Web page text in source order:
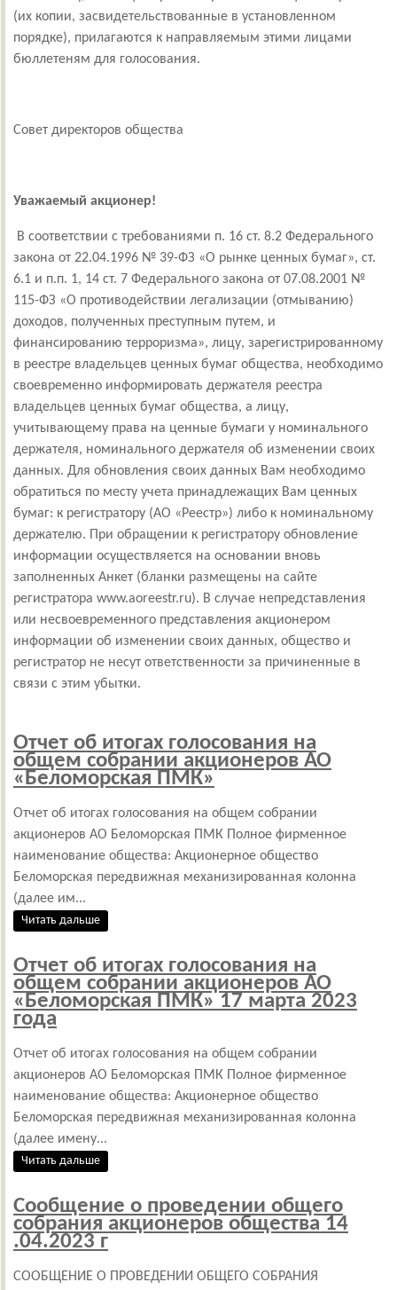
(их копии, засвидетельствованные в установленном
порядке), прилагаются к направляемым этими лицами
бюллетеням для голосования.
Совет директоров общества
Уважаемый акционер!
В соответствии с требованиями п. 16 ст. 8.2 Федерального
закона от 22.04.1996 № 39-ФЗ «О рынке ценных бумаг», ст.
6.1 и п.п. 1, 14 ст. 7 Федерального закона от 07.08.2001 №
115-ФЗ «О противодействии легализации (отмыванию)
доходов, полученных преступным путем, и
финансированию терроризма», лицу, зарегистрированному
в реестре владельцев ценных бумаг общества, необходимо
своевременно информировать держателя реестра
владельцев ценных бумаг общества, а лицу,
учитывающему права на ценные бумаги у номинального
держателя, номинального держателя об изменении своих
данных. Для обновления своих данных Вам необходимо
обратиться по месту учета принадлежащих Вам ценных
бумаг: к регистратору (АО «Реестр») либо к номинальному
держателю. При обращении к регистратору обновление
информации осуществляется на основании вновь
заполненных Анкет (бланки размещены на сайте
регистратора www.aoreestr.ru). В случае непредставления
или несвоевременного представления акционером
информации об изменении своих данных, общество и
регистратор не несут ответственности за причиненные в
связи с этим убытки.
Отчет об итогах голосования на
общем собрании акционеров АО
«Беломорская ПМК»
Отчет об итогах голосования на общем собрании
акционеров АО Беломорская ПМК Полное фирменное
наименование общества: Акционерное общество
Беломорская передвижная механизированная колонна
(далее им...
Читать дальше
Отчет об итогах голосования на
общем собрании акционеров АО
«Беломорская ПМК» 17 марта 2023
года
Отчет об итогах голосования на общем собрании
акционеров АО Беломорская ПМК Полное фирменное
наименование общества: Акционерное общество
Беломорская передвижная механизированная колонна
(далее имену...
Читать дальше
Сообщение о проведении общего
собрания акционеров общества 14
.04.2023 г
СООБЩЕНИЕ О ПРОВЕДЕНИИ ОБЩЕГО СОБРАНИЯ